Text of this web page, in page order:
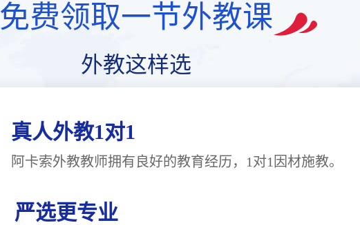
免费领取一节外教课
外教这样选
真人外教1对1
阿卡索外教教师拥有良好的教育经历，1对1因材施教。
严选更专业